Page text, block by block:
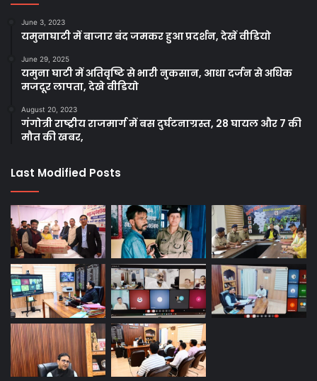
June 3, 2023
यमुनाघाटी में बाजार बंद जमकर हुआ प्रदर्शन, देखें वीडियो
June 29, 2025
यमुना घाटी में अतिवृष्टि से भारी नुकसान, आधा दर्जन से अधिक
मजदूर लापता, देखे वीडियो
August 20, 2023
गंगोत्री राष्ट्रीय राजमार्ग में बस दुर्घटनाग्रस्त, 28 घायल और 7 की
मौत की खबर,
Last Modified Posts